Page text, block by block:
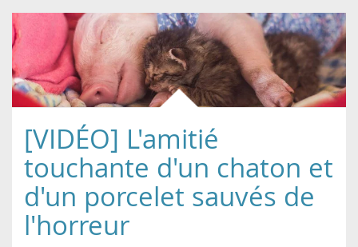
[VIDÉO] L'amitié
touchante d'un chaton et
d'un porcelet sauvés de
l'horreur